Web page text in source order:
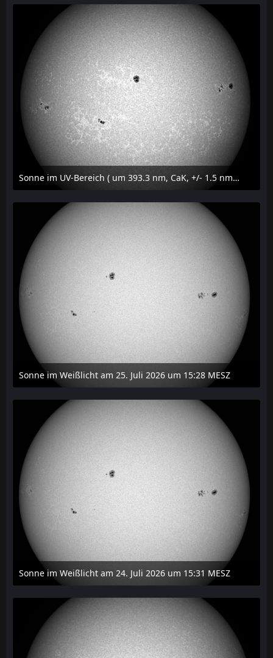
Sonne im UV-Bereich ( um 393.3 nm, CaK, +/- 1.5 nm) am 25. Juli 2026 um 15:32 MESZ
27. Juli 2026 um 20:32
Sonne im Weißlicht am 25. Juli 2026 um 15:28 MESZ
27. Juli 2026 um 20:29
Sonne im Weißlicht am 24. Juli 2026 um 15:31 MESZ
24. Juli 2026 um 21:45